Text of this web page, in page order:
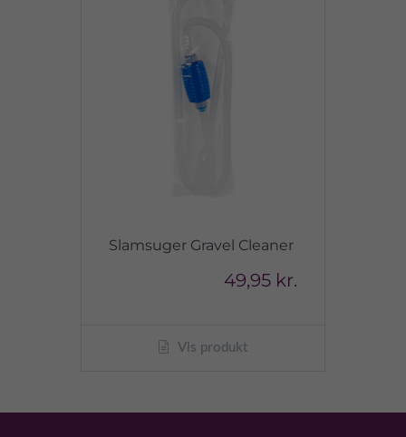
Slamsuger Gravel Cleaner
49,95 kr.
Vis produkt